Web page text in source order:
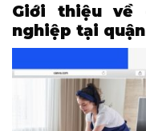
Giới thiệu về
nghiệp tại